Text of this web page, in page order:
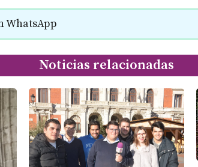
WhatsApp
Noticias relacionadas